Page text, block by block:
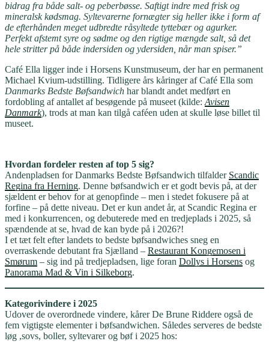
bidrag fra både salt- og peberbøsse. Saftigt indre med frisk og
mineralsk kødsmag. Syltevarerne fornægter sig heller ikke i form af
de efterhånden meget udbredte råsyltede tyttebær og agurker.
Perfekt afstemt syre og sødme og den rigtige mængde salt, så det
hele stritter på både indersiden og ydersiden, når man spiser.”
Café Ella ligger inde i Horsens Kunstmuseum, der har en permanent
Michael Kvium-udstilling. Tidligere års kåringer af Café Ella som
Danmarks Bedste Bøfsandwich har blandt andet medført en
fordobling af antallet af besøgende på museet (kilde: Avisen
Danmark), trods at man kan tilgå caféen uden at skulle løse billet til
museet.
Hvordan fordeler resten af top 5 sig?
Andenpladsen for Danmarks Bedste Bøfsandwich tilfalder Scandic
Regina fra Herning. Denne bøfsandwich er et godt bevis på, at der
sjældent er behov for at genopfinde – men i stedet fokusere på at
forfine – på dette niveau. Det er kun andet år, at Scandic Regina er
med i konkurrencen, og debuterede med en tredjeplads i 2025, så
spændende at se, hvad de kan byde på i 2026?!
I et tæt felt efter landets to bedste bøfsandwiches sneg en
overraskende debutant fra Sjælland – Restaurant Kongemosen i
Smørum – sig ind på tredjepladsen, lige foran Dollys i Horsens og
Panorama Mad & Vin i Silkeborg.
Kategorivindere i 2025
Udover de overordnede vindere, kårer De Brune Riddere også de
fem vigtigste elementer i bøfsandwichen. Således serveres de bedste
løg ,sovs, boller, syltevarer og bøf i 2025 hos: